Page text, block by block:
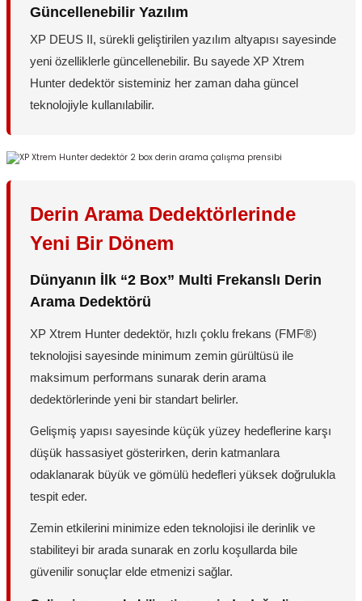
Güncellenebilir Yazılım
XP DEUS II, sürekli geliştirilen yazılım altyapısı sayesinde
yeni özelliklerle güncellenebilir. Bu sayede XP Xtrem
Hunter dedektör sisteminiz her zaman daha güncel
teknolojiyle kullanılabilir.
Derin Arama Dedektörlerinde
Yeni Bir Dönem
Dünyanın İlk “2 Box” Multi Frekanslı Derin
Arama Dedektörü
XP Xtrem Hunter dedektör, hızlı çoklu frekans (FMF®)
teknolojisi sayesinde minimum zemin gürültüsü ile
maksimum performans sunarak derin arama
dedektörlerinde yeni bir standart belirler.
Gelişmiş yapısı sayesinde küçük yüzey hedeflerine karşı
düşük hassasiyet gösterirken, derin katmanlara
odaklanarak büyük ve gömülü hedefleri yüksek doğrulukla
tespit eder.
Zemin etkilerini minimize eden teknolojisi ile derinlik ve
stabiliteyi bir arada sunarak en zorlu koşullarda bile
güvenilir sonuçlar elde etmenizi sağlar.